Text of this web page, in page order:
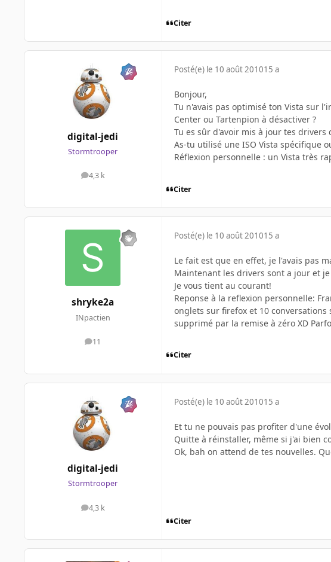
Citer
digital-jedi
Stormtrooper
4,3 k
messages
Posté(e) le 10 août 201015 a
Bonjour,
Tu n'avais pas optimisé ton Vista sur
Center ou Tartenpion à désactiver ?
Tu es sûr d'avoir mis à jour tes drivers
As-tu utilisé une ISO Vista spécifique
Réflexion personnelle : un Vista très
Citer
shryke2a
INpactien
11
messages
Posté(e) le 10 août 201015 a
Le fait est que en effet, je l'avais pas
Maintenant les drivers sont a jour et
Je vous tient au courant!
Reponse à la reflexion personnelle:
onglets sur firefox et 10
supprimé par la remise à zéro XD
Citer
digital-jedi
Stormtrooper
4,3 k
messages
Posté(e) le 10 août 201015 a
Et tu ne pouvais pas profiter d'une
Quitte à réinstaller, même si j'ai bien
Ok, bah on attend de tes nouvelles.
Citer